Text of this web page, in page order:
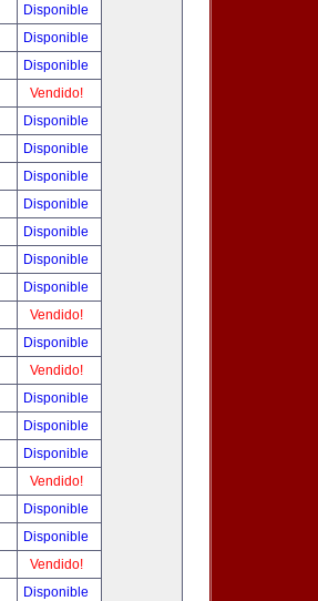
Disponible
Disponible
Disponible
Vendido!
Disponible
Disponible
Disponible
Disponible
Disponible
Disponible
Disponible
Vendido!
Disponible
Vendido!
Disponible
Disponible
Disponible
Vendido!
Disponible
Disponible
Vendido!
Disponible